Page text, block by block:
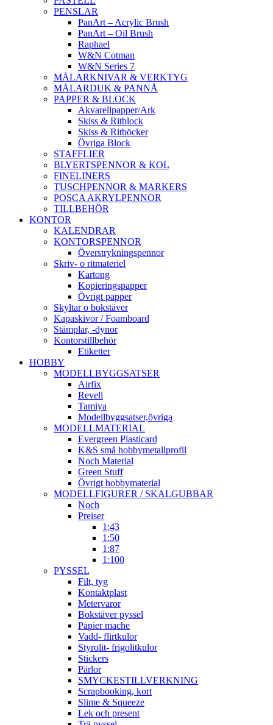
PENSLAR
PanArt – Acrylic Brush
PanArt – Oil Brush
Raphael
W&N Cotman
W&N Series 7
MÅLARKNIVAR & VERKTYG
MÅLARDUK & PANNÅ
PAPPER & BLOCK
Akvarellpapper/Ark
Skiss & Ritblock
Skiss & Ritböcker
Övriga Block
STAFFLIER
BLYERTSPENNOR & KOL
FINELINERS
TUSCHPENNOR & MARKERS
POSCA AKRYLPENNOR
TILLBEHÖR
KONTOR
KALENDRAR
KONTORSPENNOR
Överstrykningspennor
Skriv- o ritmateriel
Kartong
Kopieringspapper
Övrigt papper
Skyltar o bokstäver
Kapaskivor / Foamboard
Stämplar, -dynor
Kontorstillbehör
Etiketter
HOBBY
MODELLBYGGSATSER
Airfix
Revell
Tamiya
Modellbyggsatser,övriga
MODELLMATERIAL
Evergreen Plasticard
K&S små hobbymetallprofil
Noch Material
Green Stuff
Övrigt hobbymaterial
MODELLFIGURER / SKALGUBBAR
Noch
Preiser
1:43
1:50
1:87
1:100
PYSSEL
Filt, tyg
Kontaktplast
Metervaror
Bokstäver pyssel
Papier mache
Vadd- flirtkulor
Styrolit- frigolitkulor
Stickers
Pärlor
SMYCKESTILLVERKNING
Scrapbooking, kort
Slime & Squeeze
Lek och present